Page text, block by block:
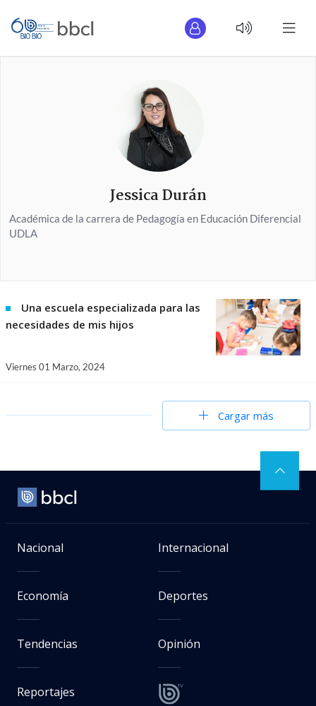
Jessica Durán
Académica de la carrera de Pedagogía en Educación Diferencial
UDLA
Una escuela especializada para las
necesidades de mis hijos
Viernes 01 Marzo, 2024
Cargar más
Nacional Internacional
Economía Deportes
Tendencias Opinión
Reportajes